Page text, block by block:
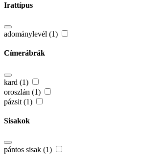
Irattípus
adománylevél (1)
Címerábrák
kard (1)
oroszlán (1)
pázsit (1)
Sisakok
pántos sisak (1)